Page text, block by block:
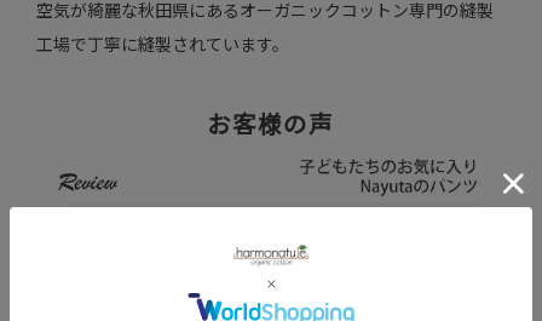
空気が綺麗な秋田県にあるオーガニックコットン専門の縫製
工場で丁寧に縫製されています。
お客様の声